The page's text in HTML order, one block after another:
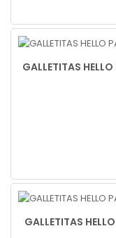
GALLETITAS
GALLETITAS